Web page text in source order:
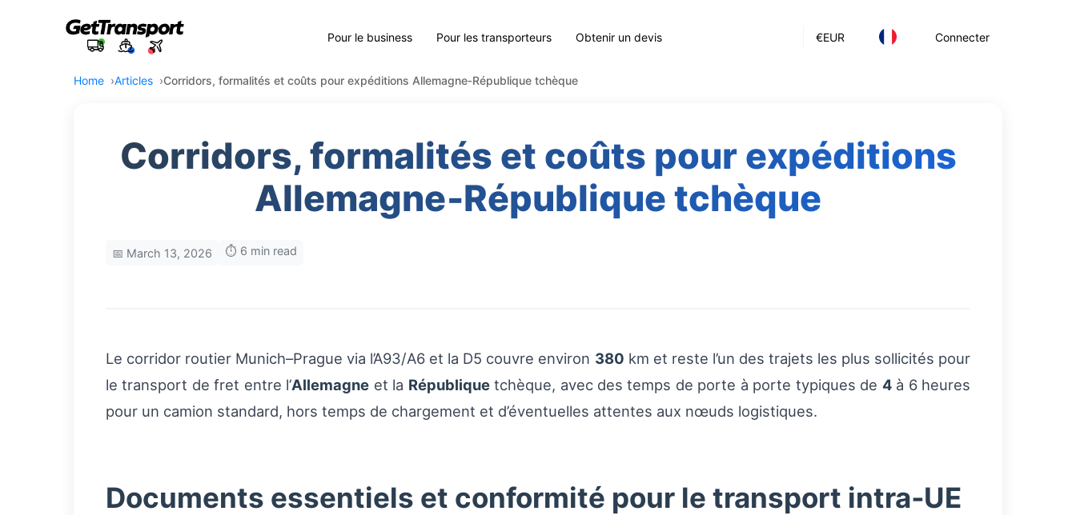
€EUR Connecter
Pour le business Pour les transporteurs Obtenir un devis
Home Articles Corridors, formalités et coûts pour expéditions Allemagne‑République tchèque
Corridors, formalités et coûts pour expéditions
Allemagne‑République tchèque
📅 March 13, 2026 ⏱️ 6 min read
Le corridor routier Munich–Prague via l’A93/A6 et la D5 couvre environ 380 km et reste l’un des trajets les plus sollicités pour
le transport de fret entre l’Allemagne et la Républiquetchèque, avec des temps de porte à porte typiques de 4à 6 heures
pour un camion standard, hors temps de chargement et d’éventuelles attentes aux nœuds logistiques.
Documents essentiels et conformité pour le transport intra‑UE